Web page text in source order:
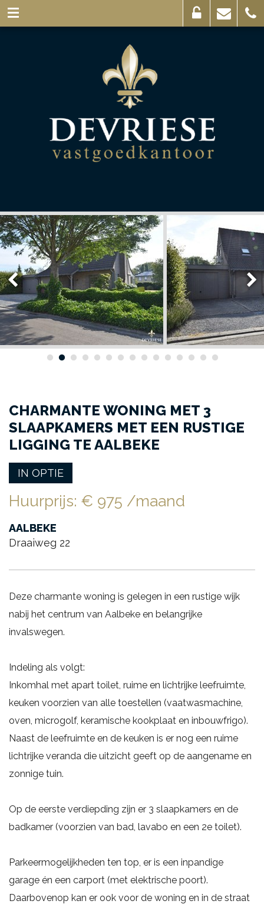
CHARMANTE WONING MET 3
SLAAPKAMERS MET EEN RUSTIGE
LIGGING TE AALBEKE
IN OPTIE
Huurprijs: € 975 /maand
AALBEKE
Draaiweg 22
Deze charmante woning is gelegen in een rustige wijk
nabij het centrum van Aalbeke en belangrijke
invalswegen.
Indeling als volgt:
Inkomhal met apart toilet, ruime en lichtrijke leefruimte,
keuken voorzien van alle toestellen (vaatwasmachine,
oven, microgolf, keramische kookplaat en inbouwfrigo).
Naast de leefruimte en de keuken is er nog een ruime
lichtrijke veranda die uitzicht geeft op de aangename en
zonnige tuin.
Op de eerste verdiepding zijn er 3 slaapkamers en de
badkamer (voorzien van bad, lavabo en een 2e toilet).
Parkeermogelijkheden ten top, er is een inpandige
garage én een carport (met elektrische poort).
Daarbovenop kan er ook voor de woning en in de straat